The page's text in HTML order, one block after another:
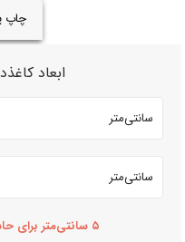
چاپ
ابعاد
سانتی‌متر
سانتی‌متر
۵ سانتی‌متر برای حاشیه خطا در نظر بگیرید.